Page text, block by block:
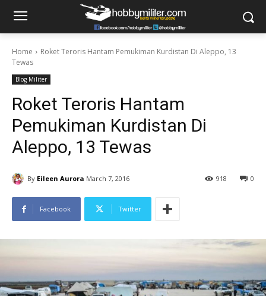
Home
Roket Teroris Hantam Pemukiman Kurdistan Di Aleppo, 13
Tewas
Blog Militer
Roket Teroris Hantam
Pemukiman Kurdistan Di
Aleppo, 13 Tewas
By Eileen Aurora March 7, 2016 0
918
Facebook Twitter